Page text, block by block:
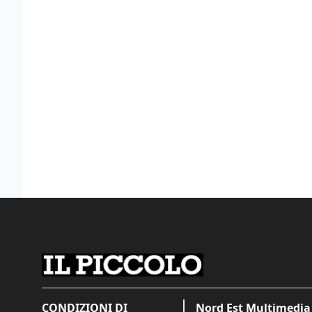
CONDIZIONI DI
Nord Est Multimedia